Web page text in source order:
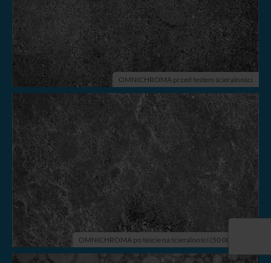
OMNICHROMA przed testem ścieralności
OMNICHROMA po teście na ścieralności (50 000 cykli)